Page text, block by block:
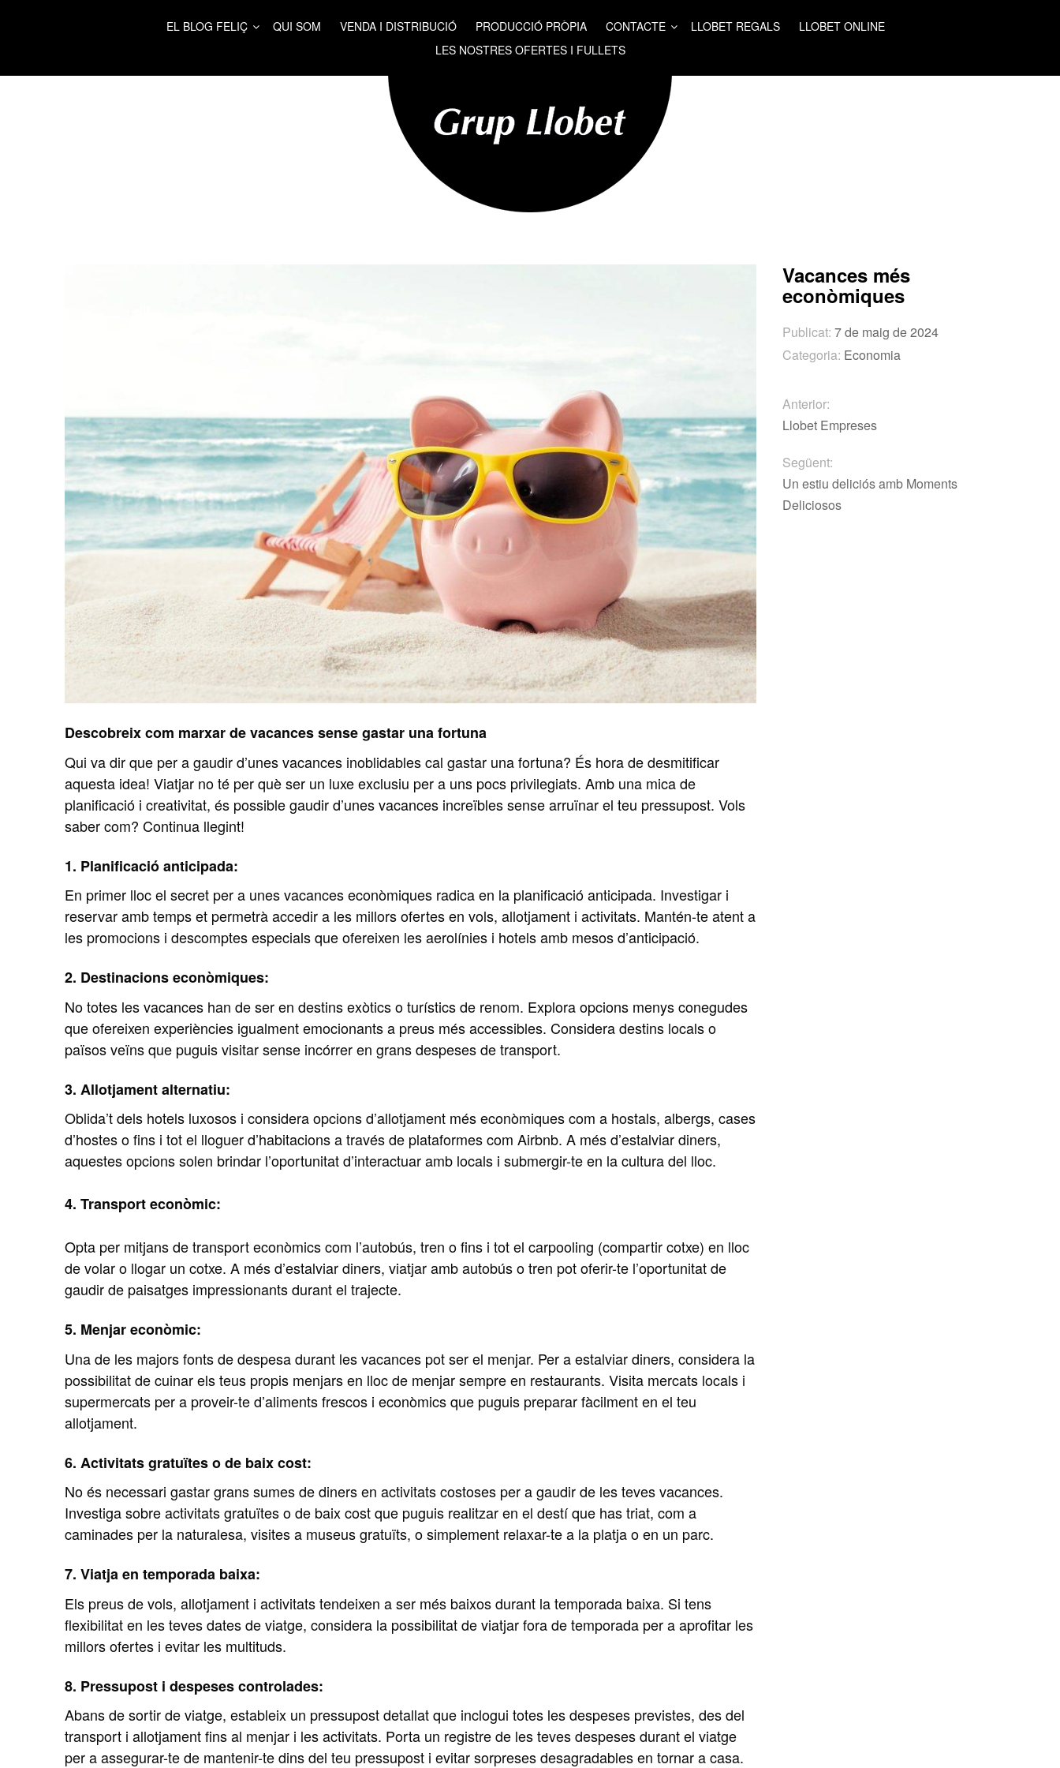
EL BLOG FELIÇ QUI SOM VENDA I DISTRIBUCIÓ PRODUCCIÓ PRÒPIA CONTACTE LLOBET REGALS
LLOBET ONLINE
LES NOSTRES OFERTES I FULLETS
Descobreix com marxar de vacances sense gastar una fortuna
Qui va dir que per a gaudir d’unes vacances inoblidables cal gastar una fortuna? És hora de desmitificar
aquesta idea! Viatjar no té per què ser un luxe exclusiu per a uns pocs privilegiats. Amb una mica de
planificació i creativitat, és possible gaudir d’unes vacances increïbles sense arruïnar el teu pressupost. Vols
saber com? Continua llegint!
1. Planificació anticipada:
En primer lloc el secret per a unes vacances econòmiques radica en la planificació anticipada. Investigar i
reservar amb temps et permetrà accedir a les millors ofertes en vols, allotjament i activitats. Mantén-te atent a
les promocions i descomptes especials que ofereixen les aerolínies i hotels amb mesos d’anticipació.
2. Destinacions econòmiques:
No totes les vacances han de ser en destins exòtics o turístics de renom. Explora opcions menys conegudes
que ofereixen experiències igualment emocionants a preus més accessibles. Considera destins locals o
països veïns que puguis visitar sense incórrer en grans despeses de transport.
3. Allotjament alternatiu:
Oblida’t dels hotels luxosos i considera opcions d’allotjament més econòmiques com a hostals, albergs, cases
d’hostes o fins i tot el lloguer d’habitacions a través de plataformes com Airbnb. A més d’estalviar diners,
aquestes opcions solen brindar l’oportunitat d’interactuar amb locals i submergir-te en la cultura del lloc.
4. Transport econòmic:
Opta per mitjans de transport econòmics com l’autobús, tren o fins i tot el carpooling (compartir cotxe) en lloc
de volar o llogar un cotxe. A més d’estalviar diners, viatjar amb autobús o tren pot oferir-te l’oportunitat de
gaudir de paisatges impressionants durant el trajecte.
5. Menjar econòmic:
Una de les majors fonts de despesa durant les vacances pot ser el menjar. Per a estalviar diners, considera la
possibilitat de cuinar els teus propis menjars en lloc de menjar sempre en restaurants. Visita mercats locals i
supermercats per a proveir-te d’aliments frescos i econòmics que puguis preparar fàcilment en el teu
allotjament.
6. Activitats gratuïtes o de baix cost:
No és necessari gastar grans sumes de diners en activitats costoses per a gaudir de les teves vacances.
Investiga sobre activitats gratuïtes o de baix cost que puguis realitzar en el destí que has triat, com a
caminades per la naturalesa, visites a museus gratuïts, o simplement relaxar-te a la platja o en un parc.
7. Viatja en temporada baixa:
Els preus de vols, allotjament i activitats tendeixen a ser més baixos durant la temporada baixa. Si tens
flexibilitat en les teves dates de viatge, considera la possibilitat de viatjar fora de temporada per a aprofitar les
millors ofertes i evitar les multituds.
8. Pressupost i despeses controlades:
Abans de sortir de viatge, estableix un pressupost detallat que inclogui totes les despeses previstes, des del
transport i allotjament fins al menjar i les activitats. Porta un registre de les teves despeses durant el viatge
per a assegurar-te de mantenir-te dins del teu pressupost i evitar sorpreses desagradables en tornar a casa.
Vacances més
econòmiques
Publicat:7 de maig de 2024
Categoria: Economia
Anterior:
Llobet Empreses
Següent:
Un estiu deliciós amb Moments
Deliciosos